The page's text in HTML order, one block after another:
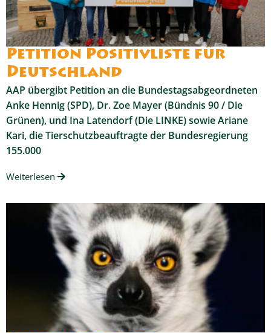
Petition Positivliste für
Deutschland
AAP übergibt Petition an die Bundestagsabgeordneten
Anke Hennig (SPD), Dr. Zoe Mayer (Bündnis 90 / Die
Grünen), und Ina Latendorf (Die LINKE) sowie Ariane
Kari, die Tierschutzbeauftragte der Bundesregierung
155.000
Weiterlesen